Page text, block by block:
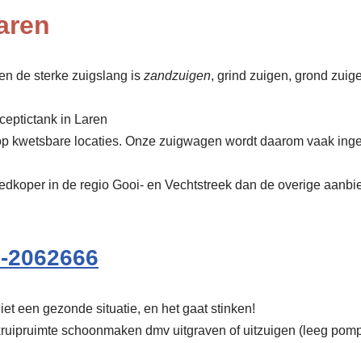
de sterke zuigslang is zandzuigen, grind zuigen, grond
in Laren
kwetsbare locaties. Onze zuigwagen wordt daarom vaak
in de regio Gooi- en Vechtstreek dan de overige
2062666
een gezonde situatie, en het gaat stinken!
schoonmaken dmv uitgraven of uitzuigen (leeg